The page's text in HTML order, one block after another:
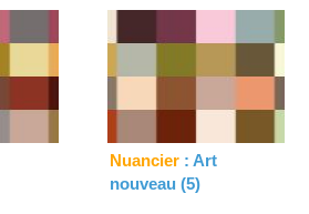
Nuancier : Art
nouveau (5)